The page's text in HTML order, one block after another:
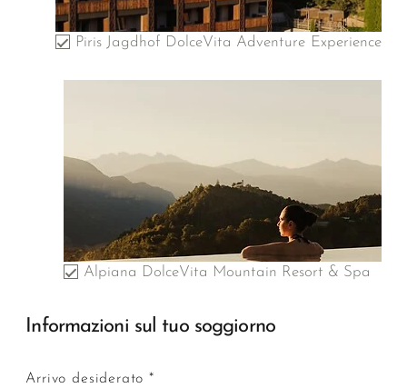
Piris Jagdhof DolceVita Adventure Experience
Alpiana DolceVita Mountain Resort & Spa
Informazioni sul tuo soggiorno
Arrivo desiderato *